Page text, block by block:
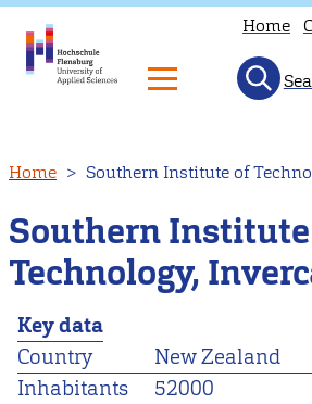
to
main
content
Home
Home Southern Institute of
Southern
Technology,
Key data
Country
New Zealand
Inhabitants
52000